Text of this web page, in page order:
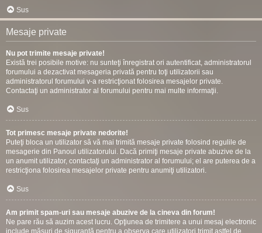
Sus
Mesaje private
Nu pot trimite mesaje private!
Există trei posibile motive: nu sunteţi înregistrat ori autentificat, administratorul
forumului a dezactivat mesageria privată pentru toţi utilizatorii sau
administratorul forumului v-a restricţionat folosirea mesajelor private.
Contactaţi un administrator al forumului pentru mai multe informaţii.
Sus
Tot primesc mesaje private nedorite!
Puteţi bloca un utilizator să vă mai trimită mesaje private folosind regulile de
mesagerie din Panoul utilizatorului. Dacă primiţi mesaje private abuzive de la
un anumit utilizator, contactaţi un administrator al forumului; el are puterea de a
restricţiona folosirea mesajelor private pentru anumiţi utilizatori.
Sus
Am primit spam-uri sau mesaje abuzive de la cineva din forum!
Ne pare rău să auzim acest lucru. Opţiunea de trimitere a unui mesaj electronic
include măsuri de siguranţă pentru a observa care utilizatori trimit astfel de